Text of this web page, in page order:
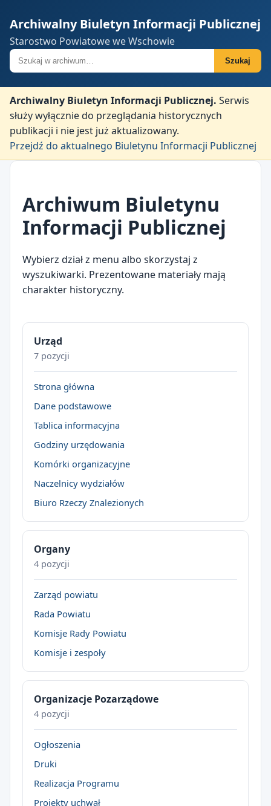
Archiwalny Biuletyn Informacji Publicznej
Starostwo Powiatowe we Wschowie
Szukaj w archiwum
Szukaj
Archiwalny Biuletyn Informacji Publicznej. Serwis
służy wyłącznie do przeglądania historycznych
publikacji i nie jest już aktualizowany.
Przejdź do aktualnego Biuletynu Informacji Publicznej
Archiwum Biuletynu
Informacji Publicznej
Wybierz dział z menu albo skorzystaj z
wyszukiwarki. Prezentowane materiały mają
charakter historyczny.
Urząd
7 pozycji
Strona główna
Dane podstawowe
Tablica informacyjna
Godziny urzędowania
Komórki organizacyjne
Naczelnicy wydziałów
Biuro Rzeczy Znalezionych
Organy
4 pozycji
Zarząd powiatu
Rada Powiatu
Komisje Rady Powiatu
Komisje i zespoły
Organizacje Pozarządowe
4 pozycji
Ogłoszenia
Druki
Realizacja Programu
Projekty uchwał